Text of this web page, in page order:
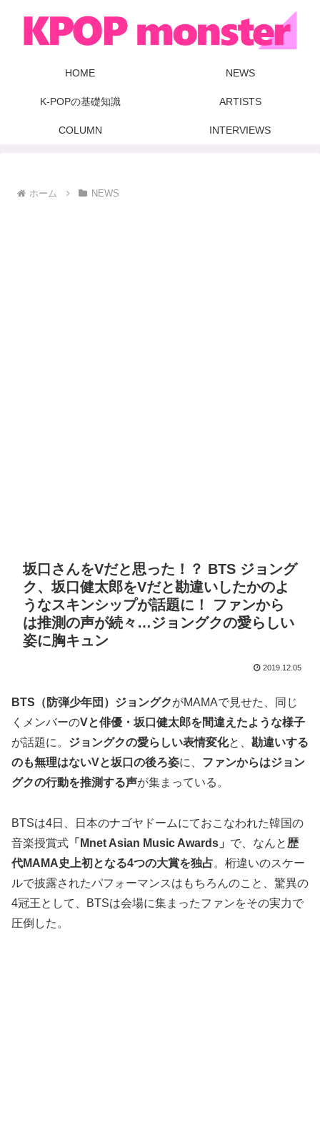
HOME NEWS
K-POPの基礎知識 ARTISTS
COLUMN INTERVIEWS
ホーム NEWS
坂口さんをVだと思った！？ BTS ジョング
ク、坂口健太郎をVだと勘違いしたかのよ
うなスキンシップが話題に！ ファンから
は推測の声が続々…ジョングクの愛らしい
姿に胸キュン
2019.12.05
BTS（防弾少年団）ジョングクがMAMAで見せた、同じ
くメンバーのVと俳優・坂口健太郎を間違えたような様子
が話題に。 ジョングクの愛らしい表情変化と、 勘違いする
のも無理はないVと坂口の後ろ姿に、 ファンからはジョン
グクの行動を推測する声が集まっている。
BTSは4日、日本のナゴヤドームにておこなわれた韓国の
音楽授賞式 「Mnet Asian Music Awards」 で、なんと 歴
代MAMA史上初となる4つの大賞を独占。桁違いのスケー
ルで披露されたパフォーマンスはもちろんのこと、驚異の
4冠王として、BTSは会場に集まったファンをその実力で
圧倒した。